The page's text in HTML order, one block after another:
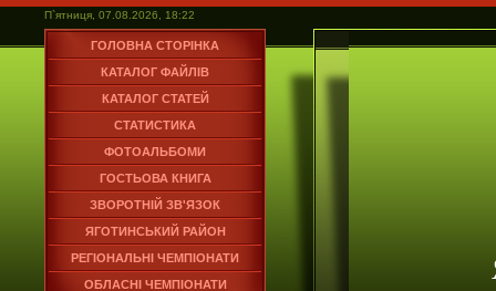
П`ятниця, 07.08.2026, 18:22
ГОЛОВНА СТОРІНКА
КАТАЛОГ ФАЙЛІВ
КАТАЛОГ СТАТЕЙ
СТАТИСТИКА
ФОТОАЛЬБОМИ
ГОСТЬОВА КНИГА
ЗВОРОТНІЙ ЗВ'ЯЗОК
ЯГОТИНСЬКИЙ РАЙОН
РЕГІОНАЛЬНІ ЧЕМПІОНАТИ
ОБЛАСНІ ЧЕМПІОНАТИ